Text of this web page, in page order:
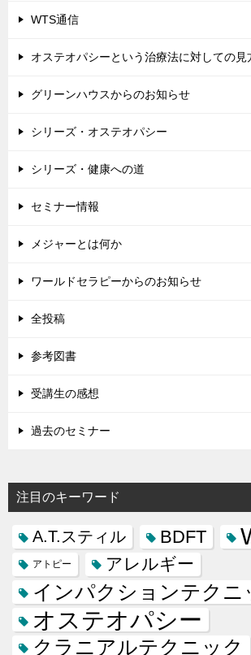
WTS通信
オステオパシーという治療法に対しての見
グリーンハウスからのお知らせ
シリーズ・オステオパシー
シリーズ・健康への道
セミナー情報
メジャーとは何か
ワールドセラピーからのお知らせ
全投稿
参考図書
受講生の感想
過去のセミナー
注目のキーワード
A.T.スティル BDFT
アトピー アレルギー
インパクションテクニ
オステオパシー
クラニアルテクニック